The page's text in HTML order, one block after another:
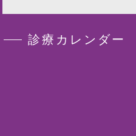
診療カレンダー